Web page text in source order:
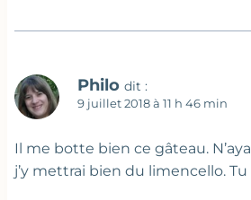
Philo dit :
9 juillet 2018 à 11 h 46 min
Il me botte bien ce gâteau.
j’y mettrai bien du limencello.